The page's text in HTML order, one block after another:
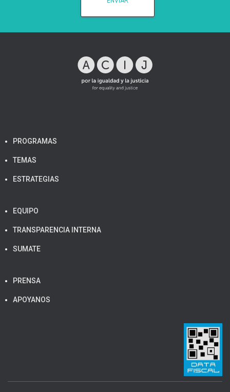
PROGRAMAS
TEMAS
ESTRATEGIAS
EQUIPO
TRANSPARENCIA INTERNA
SUMATE
PRENSA
APOYANOS